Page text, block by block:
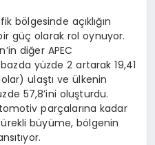
bölgesinde açıklığın
güç olarak rol oynuyor.
diğer APEC
yüzde 2 artarak 19,41
ulaştı ve ülkenin
57,8’ini oluşturdu.
parçalarına kadar
büyüme, bölgenin